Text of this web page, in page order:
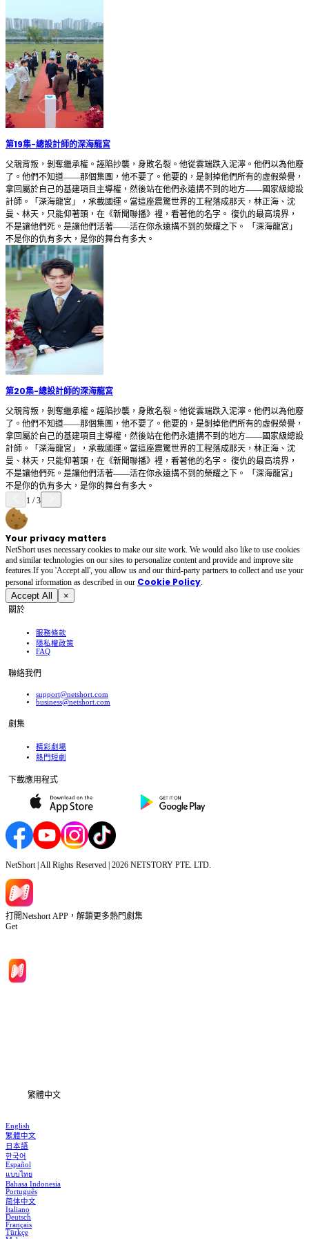
第19集-總設計師的深海龍宮
父親背叛，剝奪繼承權。誣陷抄襲，身敗名裂。他從雲端跌入泥濘。他們以為他廢
了。他們不知道——那個集團，他不要了。他要的，是剝掉他們所有的虛假榮譽，
拿回屬於自己的基建項目主導權，然後站在他們永遠搆不到的地方——國家級總設
計師。「深海龍宮」，承載國運。當這座震驚世界的工程落成那天，林正海、沈
曼、林天，只能仰著頭，在《新聞聯播》裡，看著他的名字。 復仇的最高境界，
不是讓他們死。是讓他們活著——活在你永遠搆不到的榮耀之下。 「深海龍宮」
不是你的仇有多大，是你的舞台有多大。
第20集-總設計師的深海龍宮
父親背叛，剝奪繼承權。誣陷抄襲，身敗名裂。他從雲端跌入泥濘。他們以為他廢
了。他們不知道——那個集團，他不要了。他要的，是剝掉他們所有的虛假榮譽，
拿回屬於自己的基建項目主導權，然後站在他們永遠搆不到的地方——國家級總設
計師。「深海龍宮」，承載國運。當這座震驚世界的工程落成那天，林正海、沈
曼、林天，只能仰著頭，在《新聞聯播》裡，看著他的名字。 復仇的最高境界，
不是讓他們死。是讓他們活著——活在你永遠搆不到的榮耀之下。 「深海龍宮」
不是你的仇有多大，是你的舞台有多大。
1 /3
Your privacy matters
NetShort uses necessary cookies to make our site work. We would also like to use cookies
and similar technologies on our sites to personalize content and provide and improve site
features.If you 'Accept all', you allow us and our third-party partners to collect and use your
personal irformation as described in our Cookie Policy.
Accept All ×
關於
服務條款
隱私權政策
FAQ
聯絡我們
support@netshort.com
business@netshort.com
劇集
精彩劇場
熱門短劇
下載應用程式
NetShort | All Rights Reserved | 2026 NETSTORY PTE. LTD.
打開Netshort APP，解鎖更多熱門劇集
Get
繁體中文
English
繁體中文
日本語
한국어
Español
แบบไทย
Bahasa Indonesia
Português
简体中文
Italiano
Deutsch
Français
Türkçe